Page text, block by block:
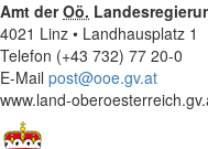
Amt derOö.
4021 Linz • Landhausplatz 1
Telefon (+43 732) 77 20-0
E-Mail post@ooe.gv.at
www.land-